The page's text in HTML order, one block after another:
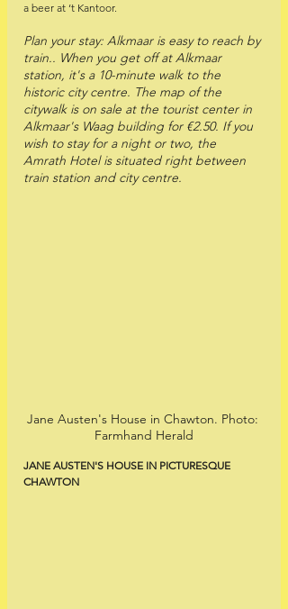
a beer at ‘t Kantoor.
Plan your stay: Alkmaar is easy to reach by
train.. When you get off at Alkmaar
station, it's a 10-minute walk to the
historic city centre. The map of the
citywalk is on sale at the tourist center in
Alkmaar's Waag building for €2.50. If you
wish to stay for a night or two, the
Amrath Hotel is situated right between
train station and city centre.
Jane Austen's House in Chawton. Photo:
Farmhand Herald
JANE AUSTEN'S HOUSE IN PICTURESQUE
CHAWTON